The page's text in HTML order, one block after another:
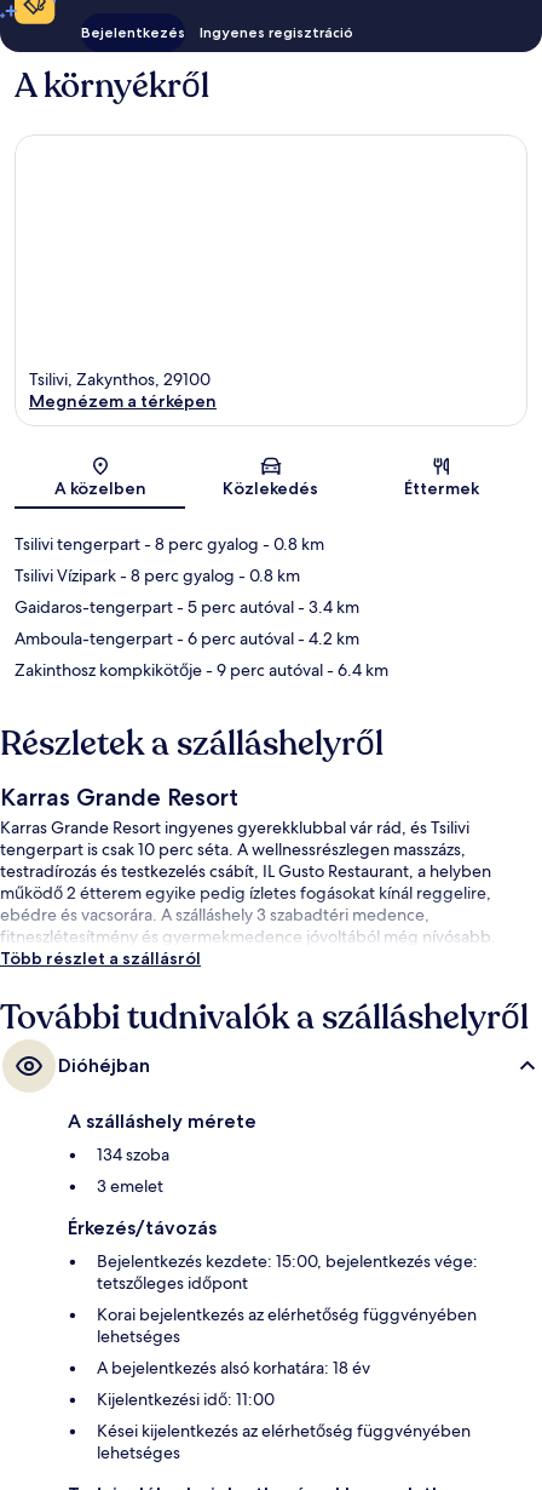
Bejelentkezés Ingyenes regisztráció
A környékről
Térkép
Tsilivi, Zakynthos, 29100
Megnézem a térképen
A közelben Közlekedés Éttermek
Tsilivi tengerpart- 8 perc gyalog - 0.8 km
Tsilivi Vízipark- 8 perc gyalog - 0.8 km
Gaidaros-tengerpart- 5 perc autóval- 3.4 km
Amboula-tengerpart- 6 perc autóval- 4.2 km
Zakinthosz kompkikötője- 9 perc autóval- 6.4 km
Részletek a szálláshelyről
Karras Grande Resort
Karras Grande Resort ingyenes gyerekklubbal vár rád, és Tsilivi
tengerpart is csak 10 perc séta. A wellnessrészlegen masszázs,
testradírozás és testkezelés csábít, IL Gusto Restaurant, a helyben
működő 2 étterem egyike pedig ízletes fogásokat kínál reggelire,
ebédre és vacsorára. A szálláshely 3 szabadtéri medence,
fitneszlétesítmény és gyermekmedence jóvoltából még nívósabb.
Több részlet a szállásról
További tudnivalók a szálláshelyről
Dióhéjban
A szálláshely mérete
134 szoba
3 emelet
Érkezés/távozás
Bejelentkezés kezdete: 15:00, bejelentkezés vége:
tetszőleges időpont
Korai bejelentkezés az elérhetőség függvényében
lehetséges
A bejelentkezés alsó korhatára: 18 év
Kijelentkezési idő: 11:00
Kései kijelentkezés az elérhetőség függvényében
lehetséges